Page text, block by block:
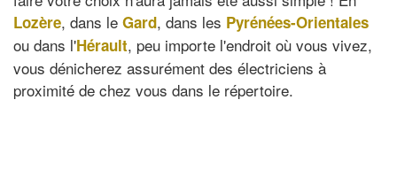
Lozère, dans le Gard, dans les Pyrénées-Orientales
ou dans l'Hérault, peu importe l'endroit où vous vivez,
vous dénicherez assurément des électriciens à
proximité de chez vous dans le répertoire.